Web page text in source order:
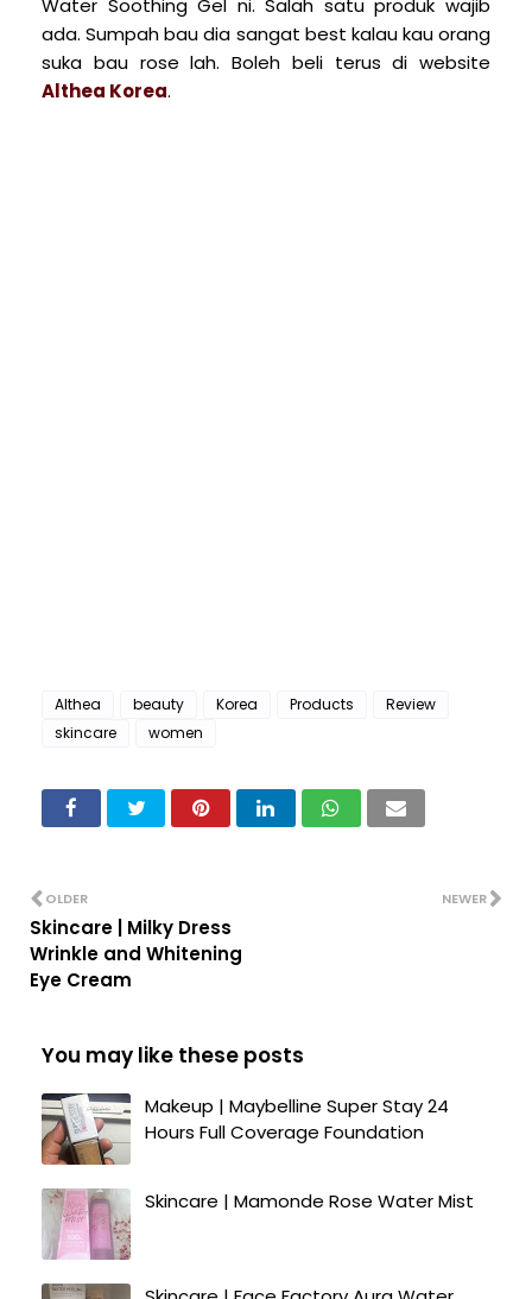
Water Soothing Gel ni. Salah satu produk wajib
ada. Sumpah bau dia sangat best kalau kau orang
suka bau rose lah. Boleh beli terus di website
Althea Korea.
Althea beauty Korea Products
Review
skincare
women
NEWER
OLDER
Skincare | Milky Dress
Wrinkle and Whitening
Eye Cream
You may like these posts
Makeup | Maybelline Super Stay 24
Hours Full Coverage Foundation
Skincare | Mamonde Rose Water Mist